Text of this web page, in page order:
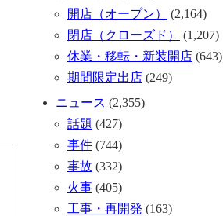
開店（オープン）
(2,164)
閉店（クローズド）
(1,207)
休業・移転・新装開店 (643)
期間限定出店 (249)
ニュース (2,355)
話題 (427)
事件 (744)
事故 (332)
火事 (405)
工事・再開発 (163)